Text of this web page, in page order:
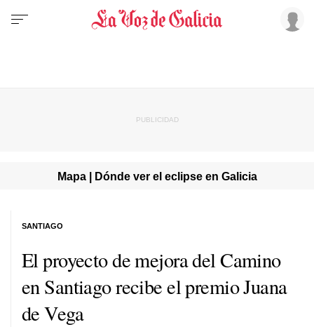
Mapa | Dónde ver el eclipse en Galicia
El proyecto de mejora del Camino
en Santiago recibe el premio Juana
de Vega
SANTIAGO